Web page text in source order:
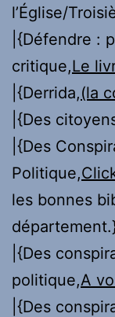
l’Église/
|{Défendre :
critique,Le
|{Derrida,(la
|{Des
|{Des
Politique,
les bonnes
|{Des
politique,A
|{Des